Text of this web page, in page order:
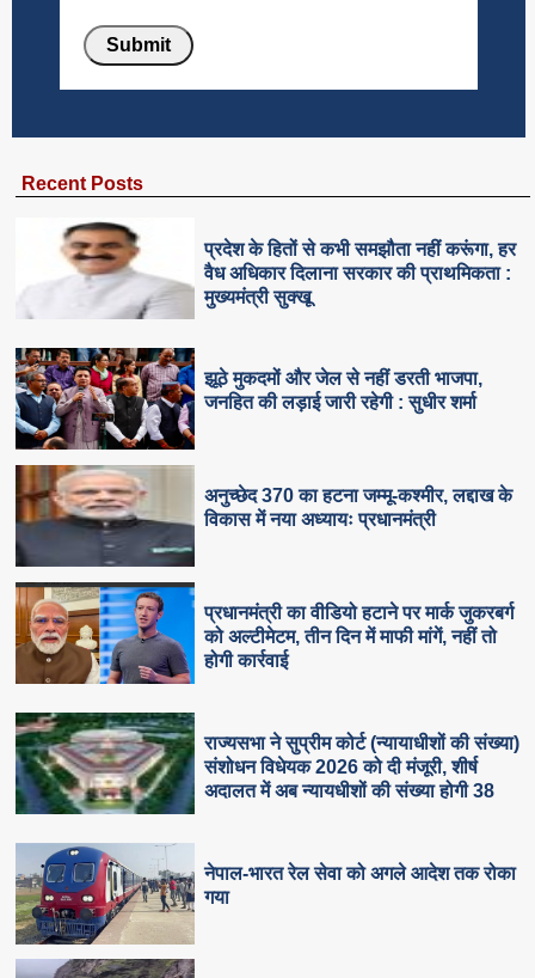
Recent Posts
प्रदेश के हितों से कभी समझौता नहीं करूंगा, हर
वैध अधिकार दिलाना सरकार की प्राथमिकता :
मुख्यमंत्री सुक्खू
झूठे मुकदमों और जेल से नहीं डरती भाजपा,
जनहित की लड़ाई जारी रहेगी : सुधीर शर्मा
अनुच्छेद 370 का हटना जम्मू-कश्मीर, लद्दाख के
विकास में नया अध्यायः प्रधानमंत्री
प्रधानमंत्री का वीडियो हटाने पर मार्क जुकरबर्ग
को अल्टीमेटम, तीन दिन में माफी मांगें, नहीं तो
होगी कार्रवाई
राज्यसभा ने सुप्रीम कोर्ट (न्यायाधीशों की संख्या)
संशोधन विधेयक 2026 को दी मंजूरी, शीर्ष
अदालत में अब न्यायधीशों की संख्या होगी 38
नेपाल-भारत रेल सेवा को अगले आदेश तक रोका
गया